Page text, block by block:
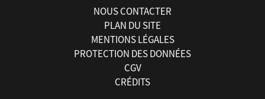
NOUS CONTACTER
PLAN DU SITE
MENTIONS LÉGALES
PROTECTION DES DONNÉES
CGV
CRÉDITS